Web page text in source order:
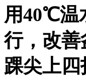
用40℃温
行，改善
踝尖上